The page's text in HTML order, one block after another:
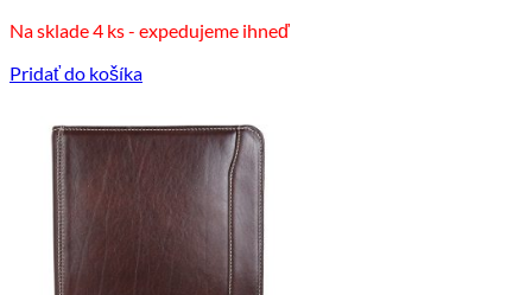
Na sklade 4 ks - expedujeme ihneď
Pridať do košíka